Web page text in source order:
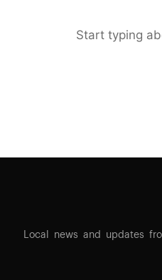
Start typing
Local news and updates